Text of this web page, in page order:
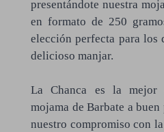
presentándote nuestra
en formato de 250
elección perfecta para los
delicioso manjar.
La Chanca es la mejor
mojama de Barbate a
nuestro compromiso con